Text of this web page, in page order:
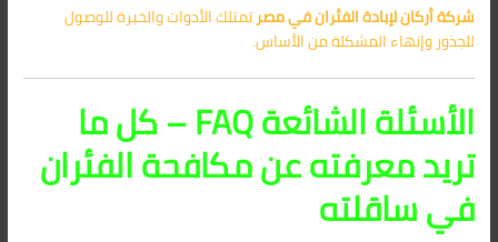
شركة أركان لإبادة الفئران في مصرتمتلك الأدوات والخبرة للوصول
للجذور وإنهاء المشكلة من الأساس.
الأسئلة الشائعة FAQ – كل ما
تريد معرفته عن مكافحة الفئران
في ساقلته